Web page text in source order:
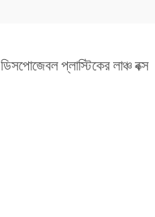
ডিসপোজেবল প্লাস্টিকের লাঞ্চ বক্স